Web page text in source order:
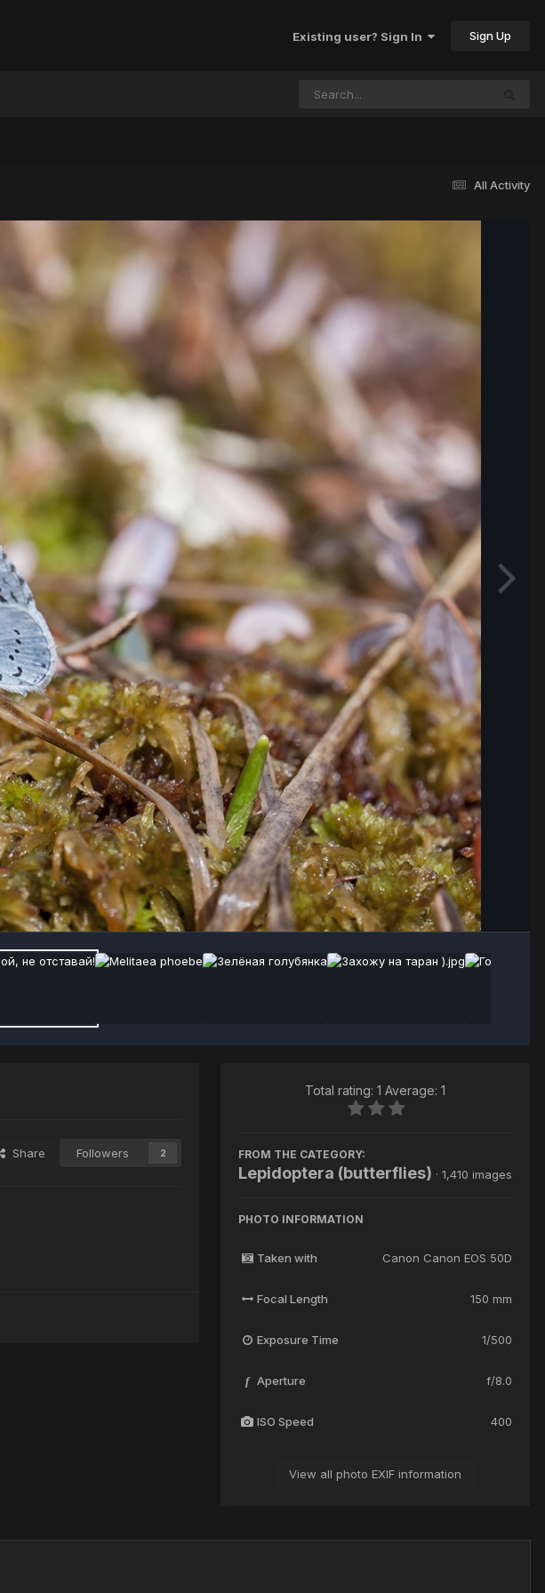
Existing user? Sign In Sign Up
All Activity
Image Tools
Share Followers 2
Total rating: 1 Average: 1
FROM THE CATEGORY:
Lepidoptera (butterflies) · 1,410 images
PHOTO INFORMATION
Taken with Canon Canon EOS 50D
Focal Length 150 mm
Exposure Time 1/500
f Aperture f/8.0
ISO Speed 400
View all photo EXIF information